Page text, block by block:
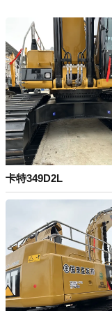
卡特349D2L